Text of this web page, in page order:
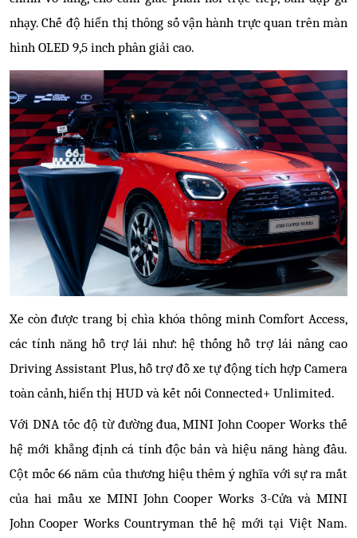
nhạy. Chế độ hiển thị thông số vận hành trực quan trên màn
hình OLED 9,5 inch phân giải cao.
Xe còn được trang bị chìa khóa thông minh Comfort Access,
các tính năng hỗ trợ lái như: hệ thống hỗ trợ lái nâng cao
Driving Assistant Plus, hỗ trợ đỗ xe tự động tích hợp Camera
toàn cảnh, hiển thị HUD và kết nối Connected+ Unlimited.
Với DNA tốc độ từ đường đua, MINI John Cooper Works thế
hệ mới khẳng định cá tính độc bản và hiệu năng hàng đầu.
Cột mốc 66 năm của thương hiệu thêm ý nghĩa với sự ra mắt
của hai mẫu xe MINI John Cooper Works 3-Cửa và MINI
John Cooper Works Countryman thế hệ mới tại Việt Nam.